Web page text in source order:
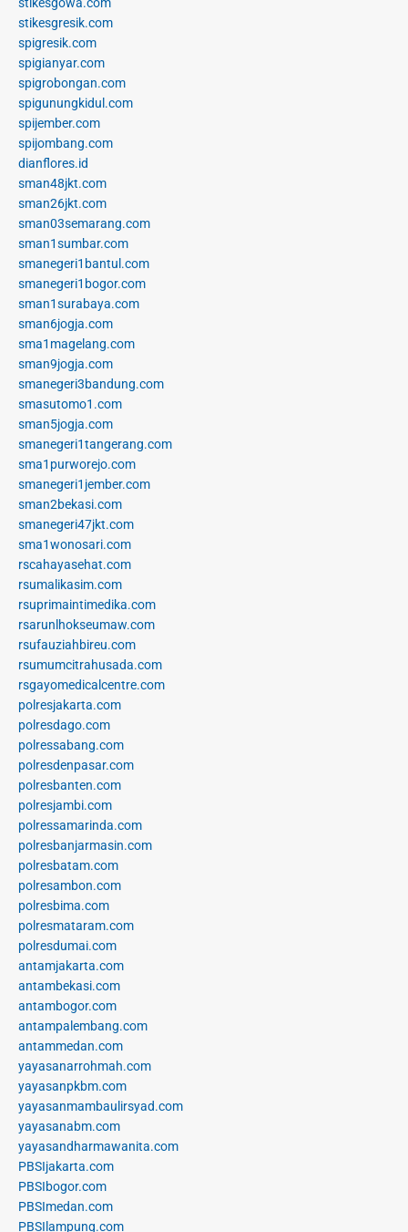
stikesgresik.com
spigresik.com
spigianyar.com
spigrobongan.com
spigunungkidul.com
spijember.com
spijombang.com
dianflores.id
sman48jkt.com
sman26jkt.com
sman03semarang.com
sman1sumbar.com
smanegeri1bantul.com
smanegeri1bogor.com
sman1surabaya.com
sman6jogja.com
sma1magelang.com
sman9jogja.com
smanegeri3bandung.com
smasutomo1.com
sman5jogja.com
smanegeri1tangerang.com
sma1purworejo.com
smanegeri1jember.com
sman2bekasi.com
smanegeri47jkt.com
sma1wonosari.com
rscahayasehat.com
rsumalikasim.com
rsuprimaintimedika.com
rsarunlhokseumaw.com
rsufauziahbireu.com
rsumumcitrahusada.com
rsgayomedicalcentre.com
polresjakarta.com
polresdago.com
polressabang.com
polresdenpasar.com
polresbanten.com
polresjambi.com
polressamarinda.com
polresbanjarmasin.com
polresbatam.com
polresambon.com
polresbima.com
polresmataram.com
polresdumai.com
antamjakarta.com
antambekasi.com
antambogor.com
antampalembang.com
antammedan.com
yayasanarrohmah.com
yayasanpkbm.com
yayasanmambaulirsyad.com
yayasanabm.com
yayasandharmawanita.com
PBSIjakarta.com
PBSIbogor.com
PBSImedan.com
PBSIlampung.com